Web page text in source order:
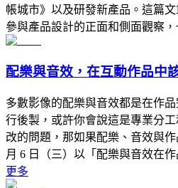
帳城市》以及研發新產品。這篇文
參與產品設計的正面和側面觀察，
配樂與音效，在互動作品中
多數影像的配樂與音效都是在作
行後製，或許你會說這是專業分
改的問題，那如果配樂、音效與
月 6 日（三）以「配樂與音效在
更多